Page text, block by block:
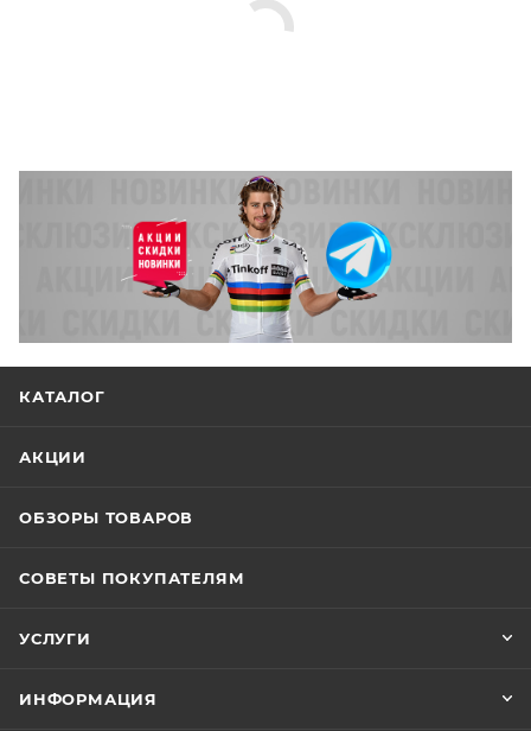
КАТАЛОГ
АКЦИИ
ОБЗОРЫ ТОВАРОВ
СОВЕТЫ ПОКУПАТЕЛЯМ
УСЛУГИ
ИНФОРМАЦИЯ